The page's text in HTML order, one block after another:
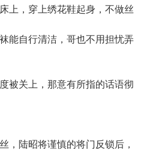
，穿上绣花鞋起身，不做丝
能自行清洁，哥也不用担忧弄
关上，那意有所指的话语彻
陆昭将谨慎的将门反锁后，